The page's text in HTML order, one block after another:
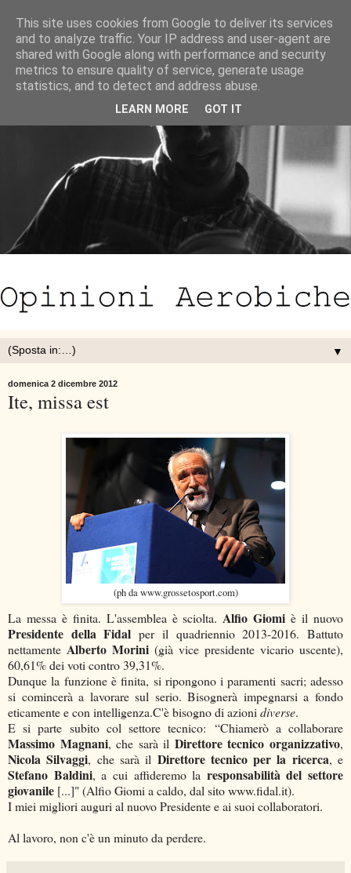
▼
domenica 2 dicembre 2012
Ite, missa est
(ph da www.grossetosport.com)
La messa è finita. L'assemblea è sciolta. Alfio Giomi è il nuovo
Presidente della Fidal per il quadriennio 2013-2016. Battuto
nettamente Alberto Morini (già vice presidente vicario uscente),
60,61% dei voti contro 39,31%.
Dunque la funzione è finita, si ripongono i paramenti sacri; adesso
si comincerà a lavorare sul serio. Bisognerà impegnarsi a fondo
eticamente e con intelligenza.C'è bisogno di azioni diverse.
E si parte subito col settore tecnico: “Chiamerò a collaborare
Massimo Magnani, che sarà il Direttore tecnico organizzativo,
Nicola Silvaggi, che sarà il Direttore tecnico per la ricerca, e
Stefano Baldini, a cui affideremo la responsabilità del settore
giovanile [...]" (Alfio Giomi a caldo, dal sito www.fidal.it).
I miei migliori auguri al nuovo Presidente e ai suoi collaboratori.
Al lavoro, non c'è un minuto da perdere.
This site uses cookies from Google to deliver its services
and to analyze traffic. Your IP address and user-agent are
shared with Google along with performance and security
metrics to ensure quality of service, generate usage
statistics, and to detect and address abuse.
LEARN MORE GOT IT